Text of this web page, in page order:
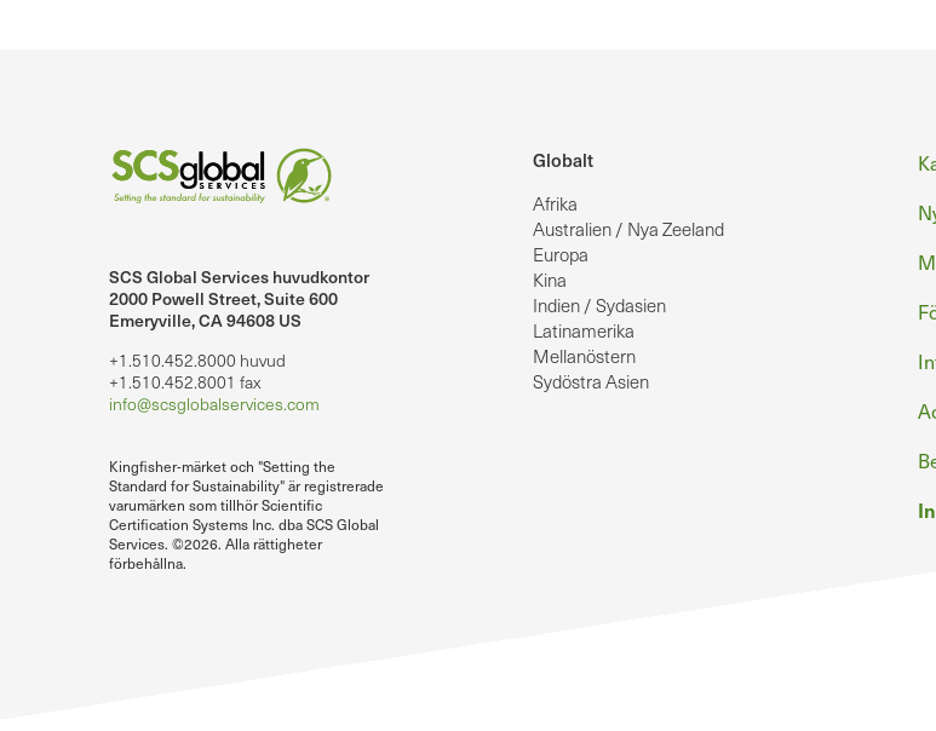
SCS Global Services huvudkontor
2000 Powell Street, Suite 600
Emeryville, CA 94608 US
+1.510.452.8000 huvud
+1.510.452.8001 fax
info@scsglobalservices.com
Kingfisher-märket och "Setting the
Standard for Sustainability" är registrerade
varumärken som tillhör Scientific
Certification Systems Inc. dba SCS Global
Services. ©2026. Alla rättigheter
förbehållna.
Globalt
Afrika
Australien / Nya Zeeland
Europa
Kina
Indien / Sydasien
Latinamerika
Mellanöstern
Sydöstra Asien
på LinkedIn.
SCS Global Services på YouTube